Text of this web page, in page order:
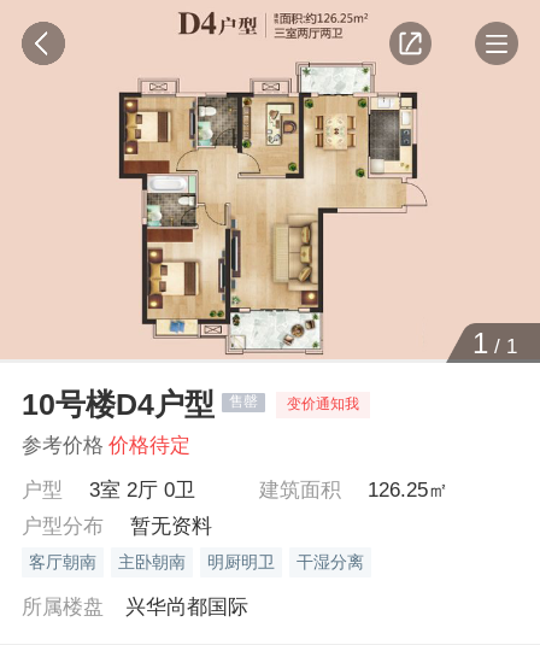
1/ 1
10号楼D4户型 售罄 变价通知我
参考价格 价格待定
户型
3室 2厅 0卫 建筑面积
126.25㎡
户型分布
暂无资料
客厅朝南 主卧朝南 明厨明卫 干湿分离
所属楼盘 兴华尚都国际